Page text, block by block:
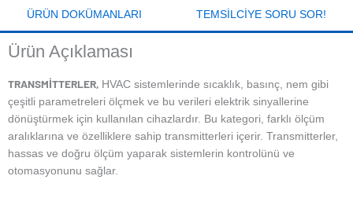
ÜRÜN DOKÜMANLARI TEMSILCIYE SORU SOR!
Ürün Açıklaması
TRANSMITTERLER, HVAC sistemlerinde sıcaklık, basınç, nem gibi
çeşitli parametreleri ölçmek ve bu verileri elektrik sinyallerine
dönüştürmek için kullanılan cihazlardır. Bu kategori, farklı ölçüm
aralıklarına ve özelliklere sahip transmitterleri içerir. Transmitterler,
hassas ve doğru ölçüm yaparak sistemlerin kontrolünü ve
otomasyonunu sağlar.